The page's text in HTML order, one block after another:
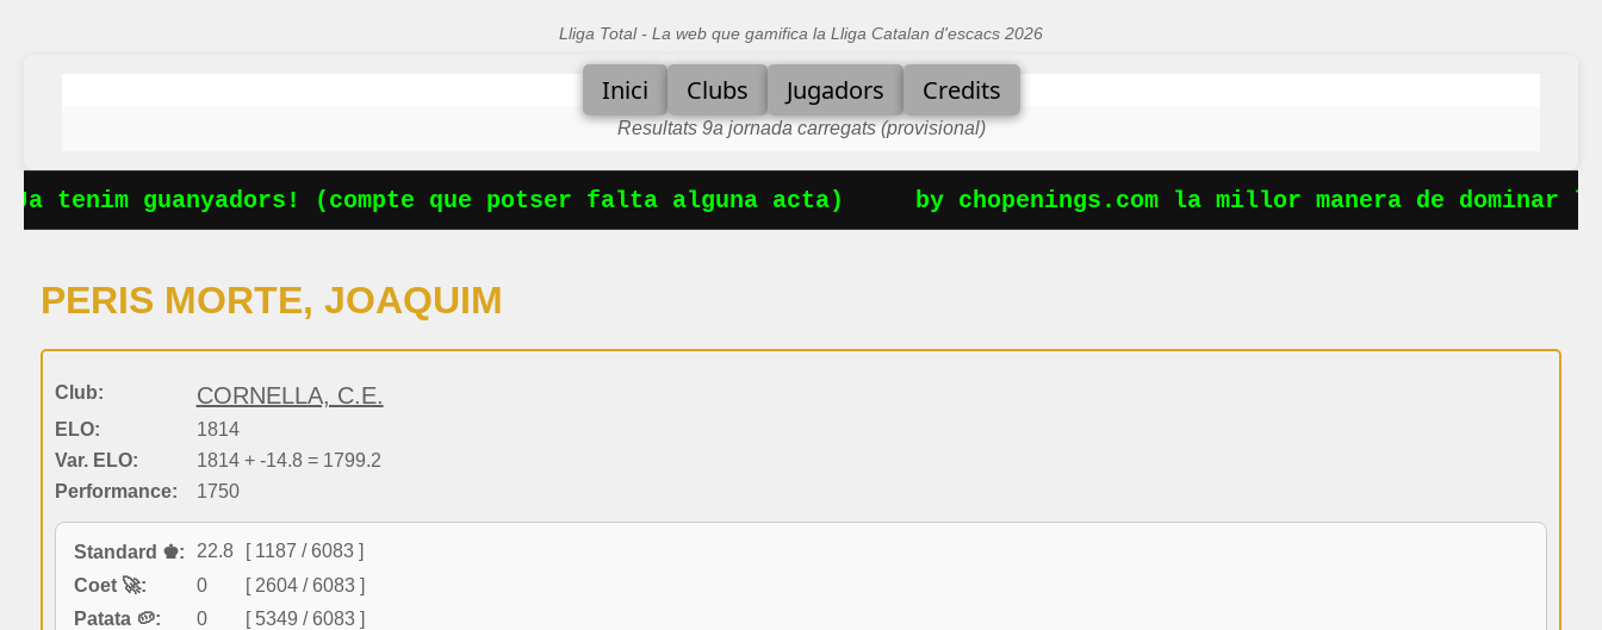
Lliga Total - La web que gamifica la Lliga Catalan d'escacs 2026
Inici Clubs Jugadors Credits
Resultats 9a jornada carregats (provisional)
tenim guanyadors! (compte que potser falta alguna acta) by chopenings.com la millor manera de dominar
PERIS MORTE, JOAQUIM
Club: CORNELLA, C.E.
ELO:
1814
Var. ELO:
1814 + -14.8 = 1799.2
Performance:
1750
Standard ♚: 22.8
[ 1187 / 6083 ]
Coet 🚀:
0
[ 2604 / 6083 ]
Patata 🥔:
0
[ 5349 / 6083 ]